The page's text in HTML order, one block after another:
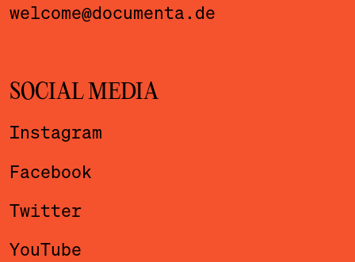
welcome@documenta.de
SOCIAL MEDIA
Instagram
Facebook
Twitter
YouTube